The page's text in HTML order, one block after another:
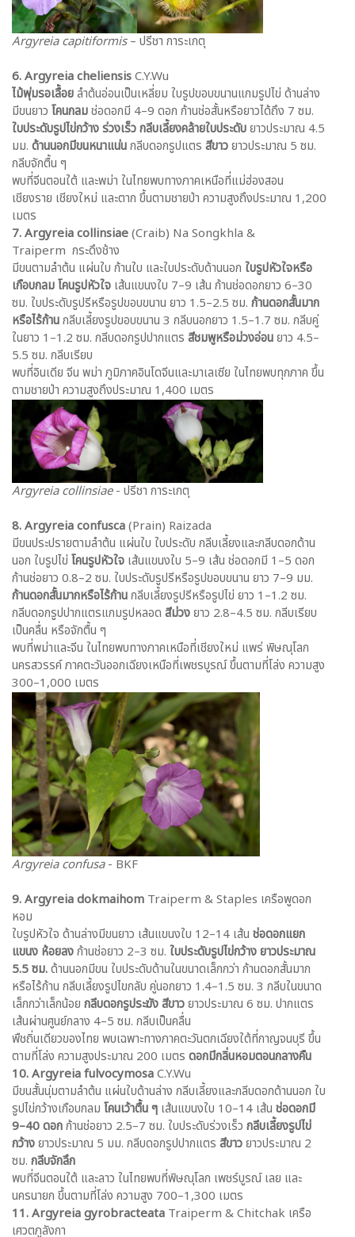
Argyreia capitiformis– ปรีชา การะเกตุ
6. Argyreia cheliensisC.Y.Wu
ไม้พุ่มรอเลื้อยลำต้นอ่อนเป็นเหลี่ยม ใบรูปขอบขนานแกมรูปไข่ ด้านล่าง
มีขนยาว โคนกลมช่อดอกมี 4–9 ดอก ก้านช่อสั้นหรือยาวได้ถึง 7 ซม.
ใบประดับรูปไข่กว้าง ร่วงเร็วกลีบเลี้ยงคล้ายใบประดับยาวประมาณ 4.5
มม. ด้านนอกมีขนหนาแน่นกลีบดอกรูปแตร สีขาวยาวประมาณ 5 ซม.
กลีบจักตื้น ๆ
พบที่จีนตอนใต้ และพม่า ในไทยพบทางภาคเหนือที่แม่ฮ่องสอน
เชียงราย เชียงใหม่ และตาก ขึ้นตามชายป่า ความสูงถึงประมาณ 1,200
เมตร
7. Argyreia collinsiae(Craib) Na Songkhla &
Traiperm กระดึงช้าง
มีขนตามลำต้น แผ่นใบ ก้านใบ และใบประดับด้านนอก ใบรูปหัวใจหรือ
เกือบกลม โคนรูปหัวใจ เส้นแขนงใบ 7–9 เส้น ก้านช่อดอกยาว 6–30
ซม. ใบประดับรูปรีหรือรูปขอบขนาน ยาว 1.5–2.5 ซม. ก้านดอกสั้นมาก
หรือไร้ก้านกลีบเลี้ยงรูปขอบขนาน 3 กลีบนอกยาว 1.5–1.7 ซม. กลีบคู่
ในยาว 1–1.2 ซม. กลีบดอกรูปปากแตร สีชมพูหรือม่วงอ่อนยาว 4.5–
5.5 ซม. กลีบเรียบ
พบที่อินเดีย จีน พม่า ภูมิภาคอินโดจีนและมาเลเซีย ในไทยพบทุกภาค ขึ้น
ตามชายป่า ความสูงถึงประมาณ 1,400 เมตร
Argyreia collinsiae- ปรีชา การะเกตุ
8. Argyreia confusca(Prain) Raizada
มีขนประปรายตามลำต้น แผ่นใบ ใบประดับ กลีบเลี้ยงและกลีบดอกด้าน
นอก ใบรูปไข่ โคนรูปหัวใจ เส้นแขนงใบ 5–9 เส้น ช่อดอกมี 1–5 ดอก
ก้านช่อยาว 0.8–2 ซม. ใบประดับรูปรีหรือรูปขอบขนาน ยาว 7–9 มม.
ก้านดอกสั้นมากหรือไร้ก้านกลีบเลี้ยงรูปรีหรือรูปไข่ ยาว 1–1.2 ซม.
กลีบดอกรูปปากแตรแกมรูปหลอด สีม่วงยาว 2.8–4.5 ซม. กลีบเรียบ
เป็นคลื่น หรือจักตื้น ๆ
พบที่พม่าและจีน ในไทยพบทางภาคเหนือที่เชียงใหม่ แพร่ พิษณุโลก
นครสวรรค์ ภาคตะวันออกเฉียงเหนือที่เพชรบูรณ์ ขึ้นตามที่โล่ง ความสูง
300–1,000 เมตร
Argyreia confusa- BKF
9. Argyreia dokmaihom Traiperm & Staples เครือพูดอก
หอม
ใบรูปหัวใจ ด้านล่างมีขนยาว เส้นแขนงใบ 12–14 เส้น ช่อดอกแยก
แขนง ห้อยลงก้านช่อยาว 2–3 ซม. ใบประดับรูปไข่กว้าง ยาวประมาณ
5.5 ซม.ด้านนอกมีขน ใบประดับด้านในขนาดเล็กกว่า ก้านดอกสั้นมาก
หรือไร้ก้าน กลีบเลี้ยงรูปไขกลับ คู่นอกยาว 1.4–1.5 ซม. 3 กลีบในขนาด
เล็กกว่าเล็กน้อย กลีบดอกรูประฆัง สีขาวยาวประมาณ 6 ซม. ปากแตร
เส้นผ่านศูนย์กลาง 4–5 ซม. กลีบเป็นคลื่น
พืชถิ่นเดียวของไทย พบเฉพาะทางภาคตะวันตกเฉียงใต้ที่กาญจนบุรี ขึ้น
ตามที่โล่ง ความสูงประมาณ 200 เมตร ดอกมีกลิ่นหอมตอนกลางคืน
10. Argyreia fulvocymosaC.Y.Wu
มีขนสั้นนุ่มตามลำต้น แผ่นใบด้านล่าง กลีบเลี้ยงและกลีบดอกด้านนอก ใบ
รูปไข่กว้างเกือบกลม โคนเว้าตื้น ๆ เส้นแขนงใบ 10–14 เส้น ช่อดอกมี
9–40 ดอกก้านช่อยาว 2.5–7 ซม. ใบประดับร่วงเร็ว กลีบเลี้ยงรูปไข่
กว้างยาวประมาณ 5 มม. กลีบดอกรูปปากแตร สีขาวยาวประมาณ 2
ซม. กลีบจักลึก
พบที่จีนตอนใต้ และลาว ในไทยพบที่พิษณุโลก เพชร์บูรณ์ เลย และ
นครนายก ขึ้นตามที่โล่ง ความสูง 700–1,300 เมตร
11. Argyreia gyrobracteata Traiperm & Chitchak เครือ
เศวตภูลังกา